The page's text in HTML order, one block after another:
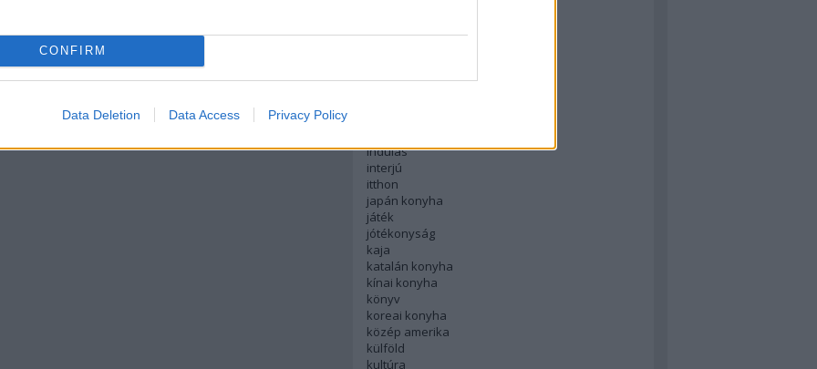
CONFIRM
Data Deletion Data Access Privacy Policy
francia konyha
holland konyha
indulás
interjú
itthon
japán konyha
játék
jótékonyság
kaja
katalán konyha
kínai konyha
könyv
koreai konyha
közép amerika
külföld
kultúra